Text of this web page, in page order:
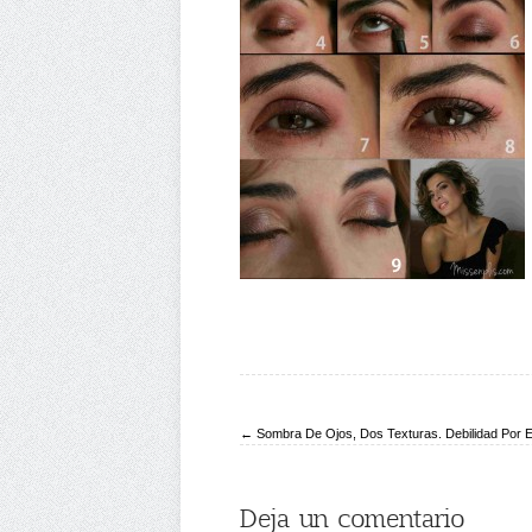
← Sombra De Ojos, Dos Texturas. Debilidad Por El
Deja un comentario